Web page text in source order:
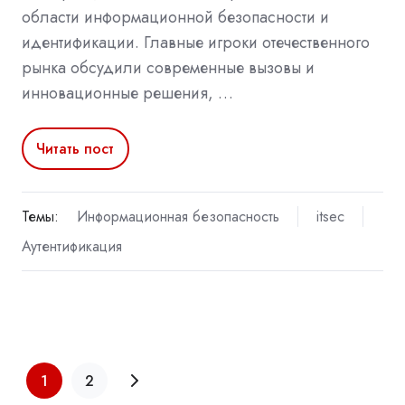
области информационной безопасности и
идентификации. Главные игроки отечественного
рынка обсудили современные вызовы и
инновационные решения, …
Читать пост
Темы: Информационная безопасность
itsec
Аутентификация
1 2